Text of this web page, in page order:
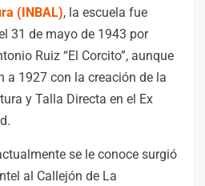
(INBAL), la escuela fue
31 de mayo de 1943 por
Ruiz “El Corcito”, aunque
a 1927 con la creación de la
y Talla Directa en el Ex
se le conoce surgió
al Callejón de La